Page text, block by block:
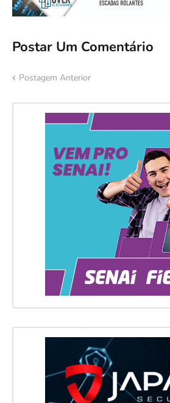
Postar Um Comentário
Postagem Anterior